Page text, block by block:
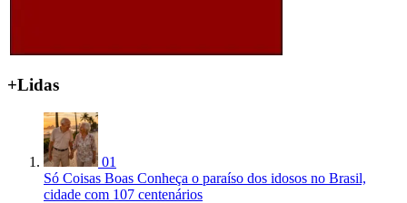
+Lidas
01
Só Coisas Boas Conheça o paraíso dos idosos no Brasil,
cidade com 107 centenários